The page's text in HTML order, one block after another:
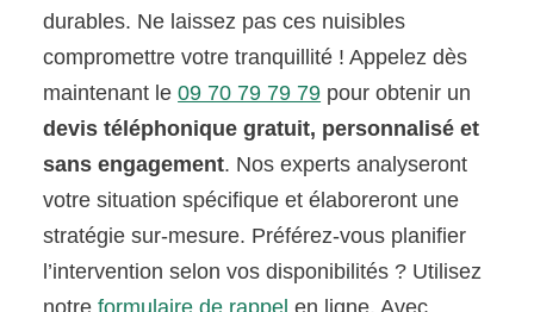
durables. Ne laissez pas ces nuisibles
compromettre votre tranquillité ! Appelez dès
maintenant le09 70 79 79 79 pour obtenir un
devis téléphonique gratuit, personnalisé et
sans engagement. Nos experts analyseront
votre situation spécifique et élaboreront une
stratégie sur-mesure. Préférez-vous planifier
l’intervention selon vos disponibilités ? Utilisez
notreformulaire de rappel en ligne. Avec